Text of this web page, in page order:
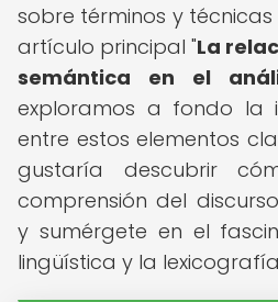
sobre términos y técnicas
artículo principal "La
semántica en el
exploramos a fondo la
entre estos elementos
gustaría descubrir
comprensión del
y sumérgete en el
lingüística y la